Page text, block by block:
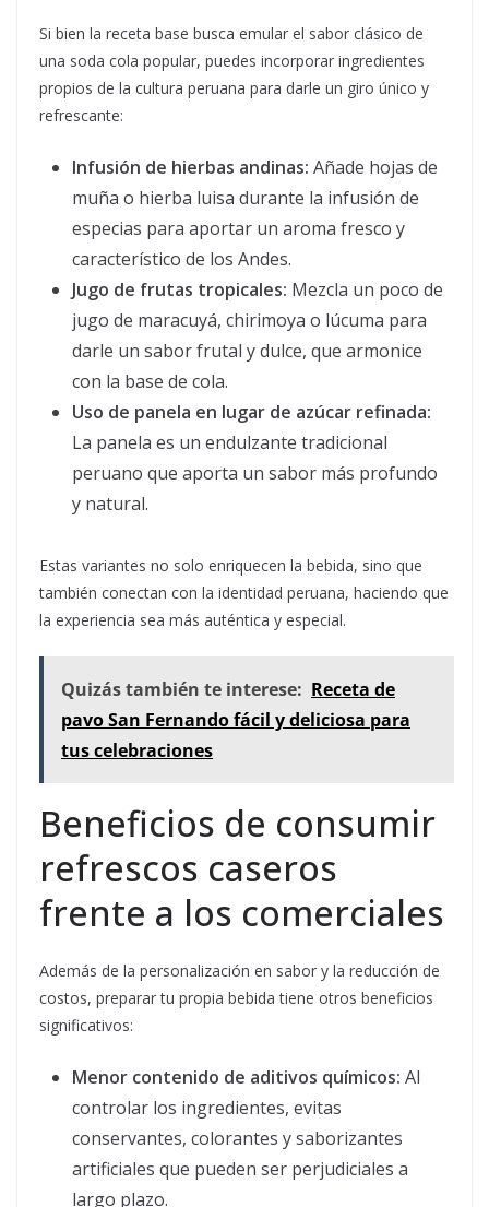
Si bien la receta base busca emular el sabor clásico de
una soda cola popular, puedes incorporar ingredientes
propios de la cultura peruana para darle un giro único y
refrescante:
Infusión de hierbas andinas: Añade hojas de
muña o hierba luisa durante la infusión de
especias para aportar un aroma fresco y
característico de los Andes.
Jugo de frutas tropicales: Mezcla un poco de
jugo de maracuyá, chirimoya o lúcuma para
darle un sabor frutal y dulce, que armonice
con la base de cola.
Uso de panela en lugar de azúcar refinada:
La panela es un endulzante tradicional
peruano que aporta un sabor más profundo
y natural.
Estas variantes no solo enriquecen la bebida, sino que
también conectan con la identidad peruana, haciendo que
la experiencia sea más auténtica y especial.
Quizás también te interese: Receta de
pavo San Fernando fácil y deliciosa para
tus celebraciones
Beneficios de consumir
refrescos caseros
frente a los comerciales
Además de la personalización en sabor y la reducción de
costos, preparar tu propia bebida tiene otros beneficios
significativos:
Menor contenido de aditivos químicos: Al
controlar los ingredientes, evitas
conservantes, colorantes y saborizantes
artificiales que pueden ser perjudiciales a
largo plazo.